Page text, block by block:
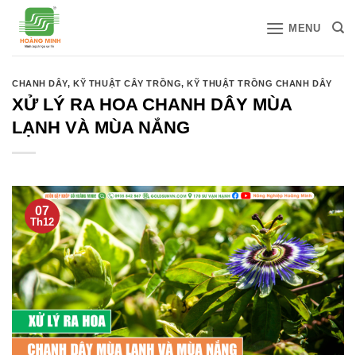
qua
MENU
CHANH DÂY,KỸ THUẬT CÂY TRỒNG,KỸ THUẬT TRỒNG CHANH DÂY
XỬ LÝ RA HOA CHANH DÂY MÙA
LẠNH VÀ MÙA NẮNG
07
Th12